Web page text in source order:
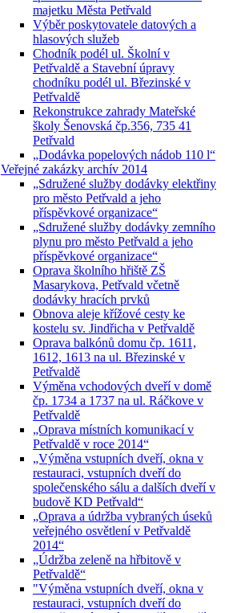
majetku Města Petřvald
Výběr poskytovatele datových a
hlasových služeb
Chodník podél ul. Školní v
Petřvaldě a Stavební úpravy
chodníku podél ul. Březinské v
Petřvaldě
Rekonstrukce zahrady Mateřské
školy Šenovská čp.356, 735 41
Petřvald
„Dodávka popelových nádob 110 l“
Veřejné zakázky archív 2014
„Sdružené služby dodávky elektřiny
pro město Petřvald a jeho
příspěvkové organizace“
„Sdružené služby dodávky zemního
plynu pro město Petřvald a jeho
příspěvkové organizace“
Oprava školního hřiště ZŠ
Masarykova, Petřvald včetně
dodávky hracích prvků
Obnova aleje křížové cesty ke
kostelu sv. Jindřicha v Petřvaldě
Oprava balkónů domu čp. 1611,
1612, 1613 na ul. Březinské v
Petřvaldě
Výměna vchodových dveří v domě
čp. 1734 a 1737 na ul. Ráčkove v
Petřvaldě
„Oprava místních komunikací v
Petřvaldě v roce 2014“
„Výměna vstupních dveří, okna v
restauraci, vstupních dveří do
společenského sálu a dalších dveří v
budově KD Petřvald“
„Oprava a údržba vybraných úseků
veřejného osvětlení v Petřvaldě
2014“
„Údržba zeleně na hřbitově v
Petřvaldě“
"Výměna vstupních dveří, okna v
restauraci, vstupních dveří do